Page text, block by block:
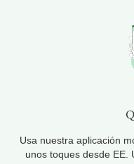
Usa nuestra aplicación
unos toques desde EE.